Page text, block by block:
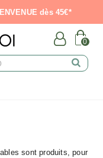
dès 45€*
0
sont produits, pour